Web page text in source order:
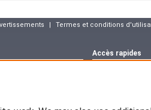
Termes et conditions
Accès rapides
EM-